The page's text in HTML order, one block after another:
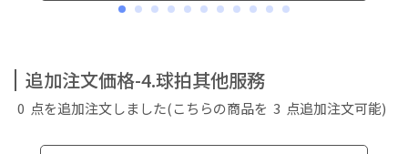
追加注文価格-4.球拍其他服務
0 点を追加注文しました(こちらの商品を 3 点追加注文可能)